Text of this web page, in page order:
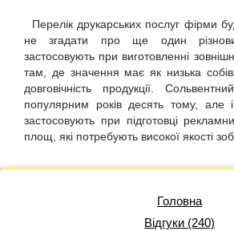
Перелік друкарських послуг фірми
не згадати про ще один
застосовують при виготовленні
там, де значення має як низька
довговічність продукції.
популярним років десять тому, але
застосовують при підготовці
площ, які потребують високої якості
Головна
Відгуки (240)